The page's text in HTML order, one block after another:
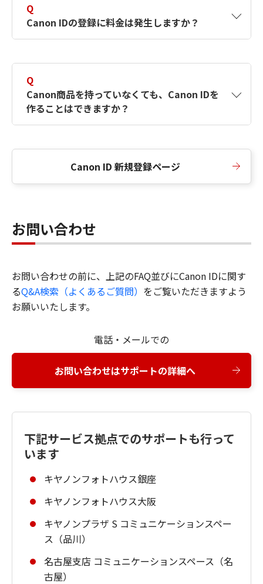
択したサービスから取得します。アカウントを
簡単に作成できるように、この情報を使用して
Canon IDの登録フォームを入力します。
Q
Canon IDの登録に料金は発生しますか？
Q
Canon商品を持っていなくても、Canon IDを
作ることはできますか？
Canon ID 新規登録ページ
お問い合わせ
お問い合わせの前に、上記のFAQ並びにCanon IDに関す
るQ&A検索（よくあるご質問） をご覧いただきますよう
お願いいたします。
電話・メールでの
お問い合わせはサポートの詳細へ
下記サービス拠点でのサポートも行って
います
キヤノンフォトハウス銀座
キヤノンフォトハウス大阪
キヤノンプラザ S コミュニケーションスペー
ス（品川）
名古屋支店 コミュニケーションスペース（名
古屋）